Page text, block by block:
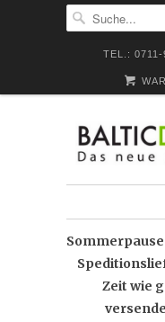
TEL.:
Sommerpause
Zeit wie